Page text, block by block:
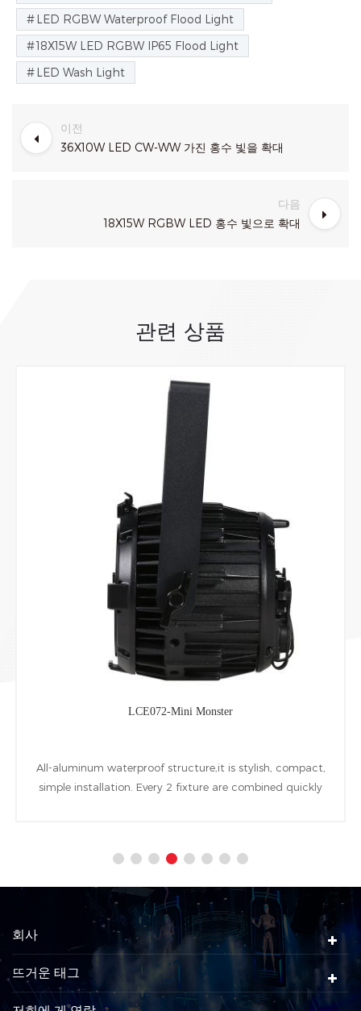
LED RGBW Waterproof Flood Light
18X15W LED RGBW IP65 Flood Light
LED Wash Light
이전
36X10W LED CW-WW 가진 홍수 빛을 확대
다음
18X15W RGBW LED 홍수 빛으로 확대
관련 상품
LCE072-Mini Monster
All-aluminum waterproof structure,it is stylish, compact,
simple installation. Every 2 fixture are combined quickly
회사
뜨거운 태그